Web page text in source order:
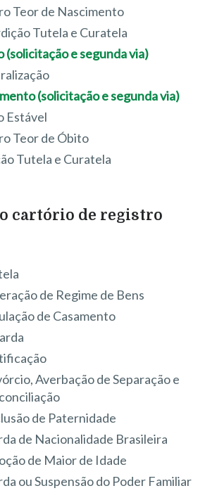
Teor de Nascimento
Tutela e Curatela
(solicitação e segunda via)
(solicitação e segunda via)
Estável
Teor de Óbito
Tutela e Curatela
cartório de registro
de Regime de Bens
de Casamento
Averbação de Separação e
de Paternidade
de Nacionalidade Brasileira
de Maior de Idade
ou Suspensão do Poder Familiar